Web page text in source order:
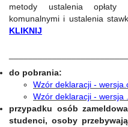
metody ustalenia opłaty
komunalnymi i ustalenia
KLIKNIJ
do pobrania:
Wzór deklaracji -
Wzór deklaracji - wersja
przypadku osób
studenci, osoby